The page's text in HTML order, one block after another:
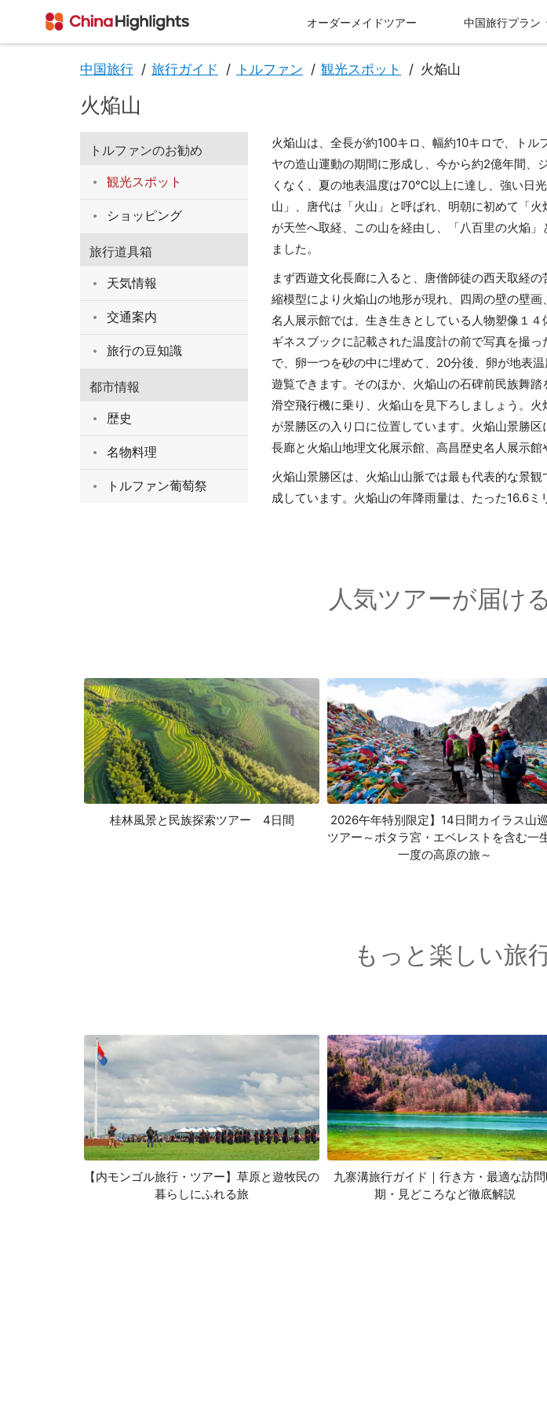
オーダーメイドツアー 中国旅行プラン
チベット 西安 九寨溝
会社情報
私たちについて グループ情報
中国旅行 旅行ガイド トルファン 観光スポット 火焔山
火焔山
火焔山は、全長が約100キロ、幅約10キロで、ト
ヤの造山運動の期間に形成し、今から約2億年間、
くなく、夏の地表温度は70℃以上に達し、強い日
山」、唐代は「火山」と呼ばれ、明朝に初めて「
が天竺へ取経、この山を経由し、「八百里の火焔
ました。
まず西遊文化長廊に入ると、唐僧師徒の西天取経
縮模型により火焔山の地形が現れ、四周の壁の壁
名人展示館では、生き生きとしている人物塑像１
ギネスブックに記載された温度計の前で写真を撮
で、卵一つを砂の中に埋めて、20分後、卵が地表
遊覧できます。そのほか、火焔山の石碑前民族舞
滑空飛行機に乗り、火焔山を見下ろしましょう。
が景勝区の入り口に位置しています。火焔山景勝
長廊と火焔山地理文化展示館、高昌歴史名人展示
火焔山景勝区は、火焔山山脈では最も代表的な景
成しています。火焔山の年降雨量は、たった16.6ミ
トルファンのお勧め
観光スポット
ショッピング
旅行道具箱
天気情報
交通案内
旅行の豆知識
都市情報
歴史
名物料理
トルファン葡萄祭
人気ツアーが届け
桂林風景と民族探索ツアー 4日間
2026午年特別限定】14日間カイラス山
ツアー～ポタラ宮・エベレストを含む一
一度の高原の旅～
もっと楽しい旅
【内モンゴル旅行・ツアー】草原と遊牧民の
暮らしにふれる旅
九寨溝旅行ガイド｜行き方・最適な訪
期・見どころなど徹底解説